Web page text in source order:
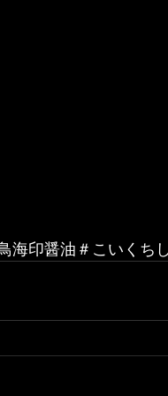
海印醤油＃こいくち